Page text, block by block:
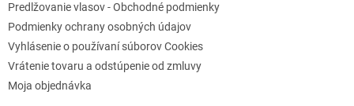
Predlžovanie vlasov - Obchodné podmienky
Podmienky ochrany osobných údajov
Vyhlásenie o používaní súborov Cookies
Vrátenie tovaru a odstúpenie od zmluvy
Moja objednávka